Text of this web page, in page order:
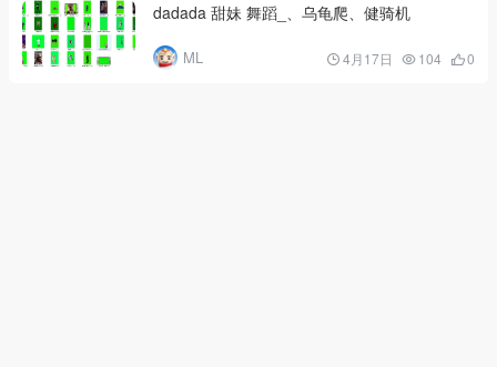
dadada 甜妹 舞蹈_、乌龟爬、健骑机
ML 4月17日 104 0